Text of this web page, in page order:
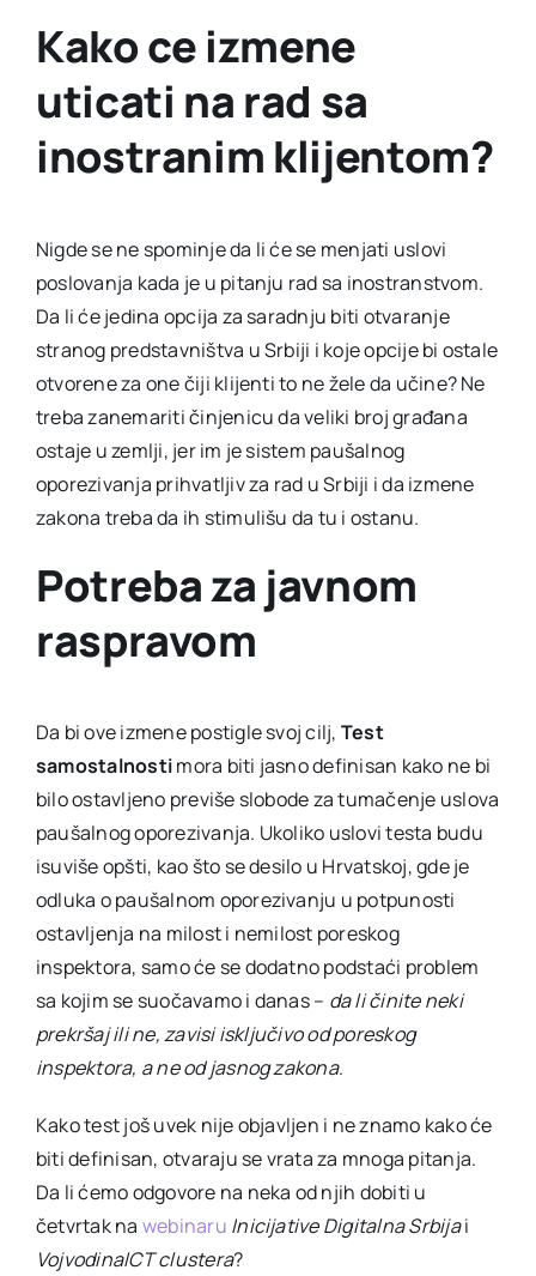
Kako ce izmene
uticati na rad sa
inostranim klijentom?
Nigde se ne spominje da li će se menjati uslovi
poslovanja kada je u pitanju rad sa inostranstvom.
Da li će jedina opcija za saradnju biti otvaranje
stranog predstavništva u Srbiji i koje opcije bi ostale
otvorene za one čiji klijenti to ne žele da učine? Ne
treba zanemariti činjenicu da veliki broj građana
ostaje u zemlji, jer im je sistem paušalnog
oporezivanja prihvatljiv za rad u Srbiji i da izmene
zakona treba da ih stimulišu da tu i ostanu.
Potreba za javnom
raspravom
Da bi ove izmene postigle svoj cilj, Test
samostalnostimora biti jasno definisan kako ne bi
bilo ostavljeno previše slobode za tumačenje uslova
paušalnog oporezivanja. Ukoliko uslovi testa budu
isuviše opšti, kao što se desilo u Hrvatskoj, gde je
odluka o paušalnom oporezivanju u potpunosti
ostavljenja na milost i nemilost poreskog
inspektora, samo će se dodatno podstaći problem
sa kojim se suočavamo i danas – da li činite neki
prekršaj ili ne, zavisi isključivo od poreskog
inspektora, a ne od jasnog zakona.
Kako test još uvek nije objavljen i ne znamo kako će
biti definisan, otvaraju se vrata za mnoga pitanja.
Da li ćemo odgovore na neka od njih dobiti u
četvrtak na webinaru Inicijative Digitalna Srbijai
VojvodinaICT clustera?